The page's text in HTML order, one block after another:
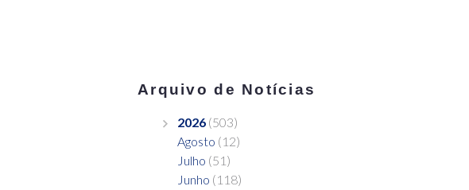
Arquivo de Notícias
2026 (503)
Agosto (12)
Julho (51)
Junho (118)